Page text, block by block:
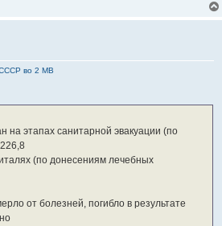
во 2 МВ
на этапах санитарной эвакуации (по
(по донесениям лечебных
от болезней, погибло в результате